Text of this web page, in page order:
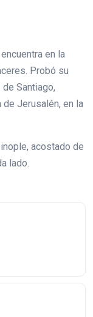
en la
Probó su
Santiago,
de Jerusalén, en la
acostado de
lado.